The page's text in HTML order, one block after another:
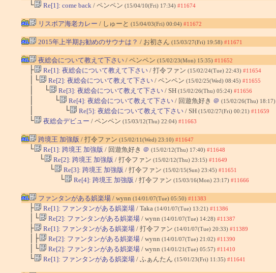
└ Re[1]: come back/ ペンペン (15/04/10(Fri) 17:34) #11674
リスボア海老カレー / しゅーと (15/04/03(Fri) 00:04) #11672
2015年上半期お勧めのサウナは？ / お初さん (15/03/27(Fri) 19:58) #11671
夜総会について教えて下さい/ ペンペン (15/02/23(Mon) 15:35) #11652
├ Re[1]: 夜総会について教えて下さい/ 打令ファン (15/02/24(Tue) 22:43) #11654
│└ Re[2]: 夜総会について教えて下さい/ ペンペン (15/02/25(Wed) 08:45) #11655
│ └ Re[3]: 夜総会について教えて下さい/ SH (15/02/26(Thu) 05:24) #11656
│ └ Re[4]: 夜総会について教えて下さい/ 回遊魚好き ＠ (15/02/26(Thu) 18:17)
│ └ Re[5]: 夜総会について教えて下さい/ SH (15/02/27(Fri) 00:21) #11659
└ 夜総会デビュー / ペンペン (15/03/12(Thu) 22:04) #11663
跨境王 加強版 / 打令ファン (15/02/11(Wed) 23:10) #11647
└ Re[1]: 跨境王 加強版 / 回遊魚好き ＠ (15/02/12(Thu) 17:40) #11648
└ Re[2]: 跨境王 加強版 / 打令ファン (15/02/12(Thu) 23:15) #11649
└ Re[3]: 跨境王 加強版 / 打令ファン (15/02/15(Sun) 23:45) #11651
└ Re[4]: 跨境王 加強版 / 打令ファン (15/03/16(Mon) 23:17) #11666
ファンタンがある娯楽場/ wynn (14/01/07(Tue) 05:50) #11383
├ Re[1]: ファンタンがある娯楽場/ Taka (14/01/07(Tue) 13:21) #11386
│└ Re[2]: ファンタンがある娯楽場/ wynn (14/01/07(Tue) 14:28) #11387
├ Re[1]: ファンタンがある娯楽場/ 打令ファン (14/01/07(Tue) 20:33) #11389
│├ Re[2]: ファンタンがある娯楽場/ wynn (14/01/07(Tue) 21:02) #11390
│└ Re[2]: ファンタンがある娯楽場/ wynn (14/01/21(Tue) 05:57) #11410
└ Re[1]: ファンタンがある娯楽場/ ふぁんたん (15/01/23(Fri) 11:35) #11641